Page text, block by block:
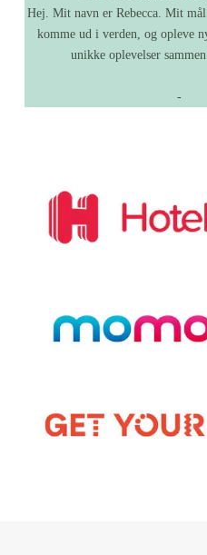
Hej. Mit navn er Rebecca. Mit
komme ud i verden, og opleve
unikke oplevelser
-